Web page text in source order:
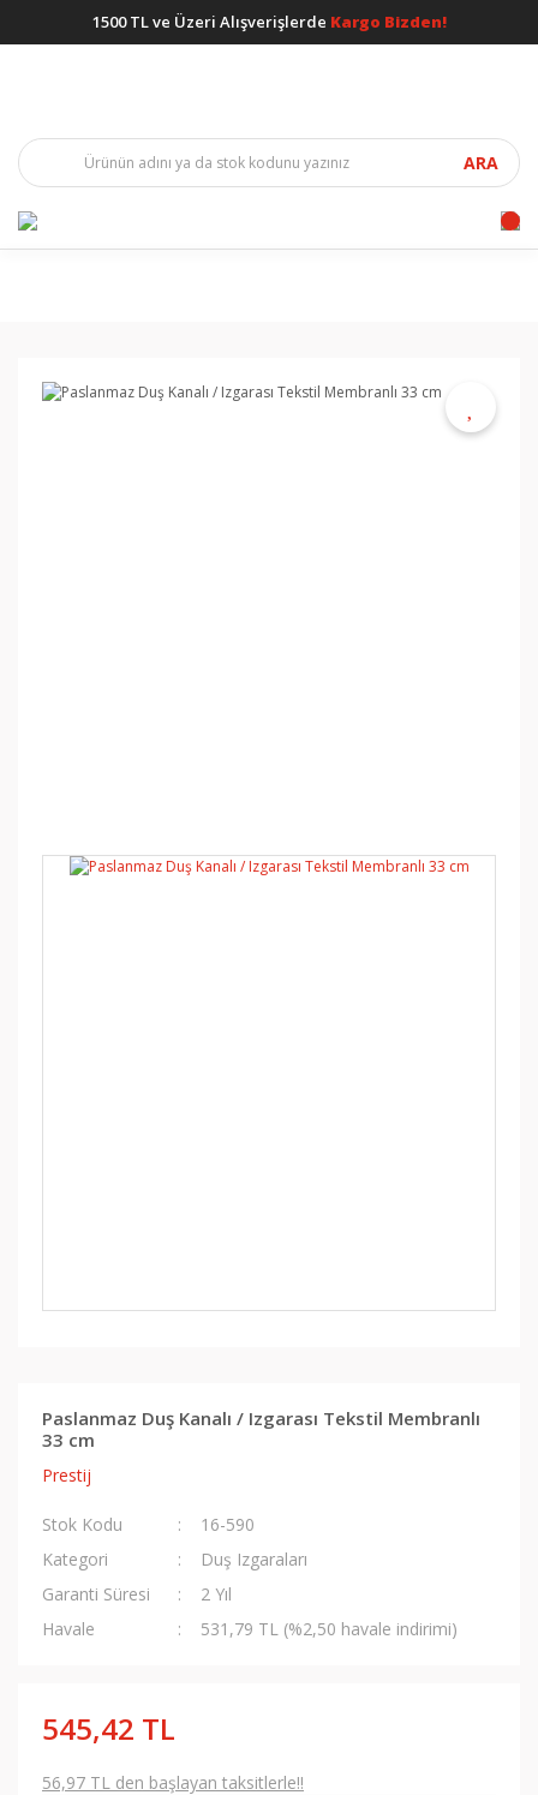
1500 TL ve Üzeri Alışverişlerde Kargo Bizden!
ARA
Paslanmaz Duş Kanalı / Izgarası Tekstil Membranlı
33 cm
Prestij
Stok Kodu
16-590
Kategori
Duş Izgaraları
Garanti Süresi
2 Yıl
Havale
531,79 TL (%2,50 havale indirimi)
545,42 TL
56,97 TL den başlayan taksitlerle!!